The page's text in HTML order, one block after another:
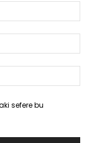
sefere bu